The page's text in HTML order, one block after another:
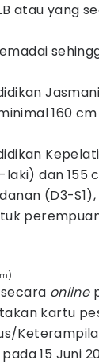
atau yang
160
laki) dan 155
(D3-
online
kartu
15 Juni